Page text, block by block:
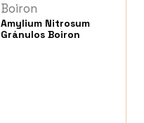
Boiron
Amylium Nitrosum
Gránulos Boiron